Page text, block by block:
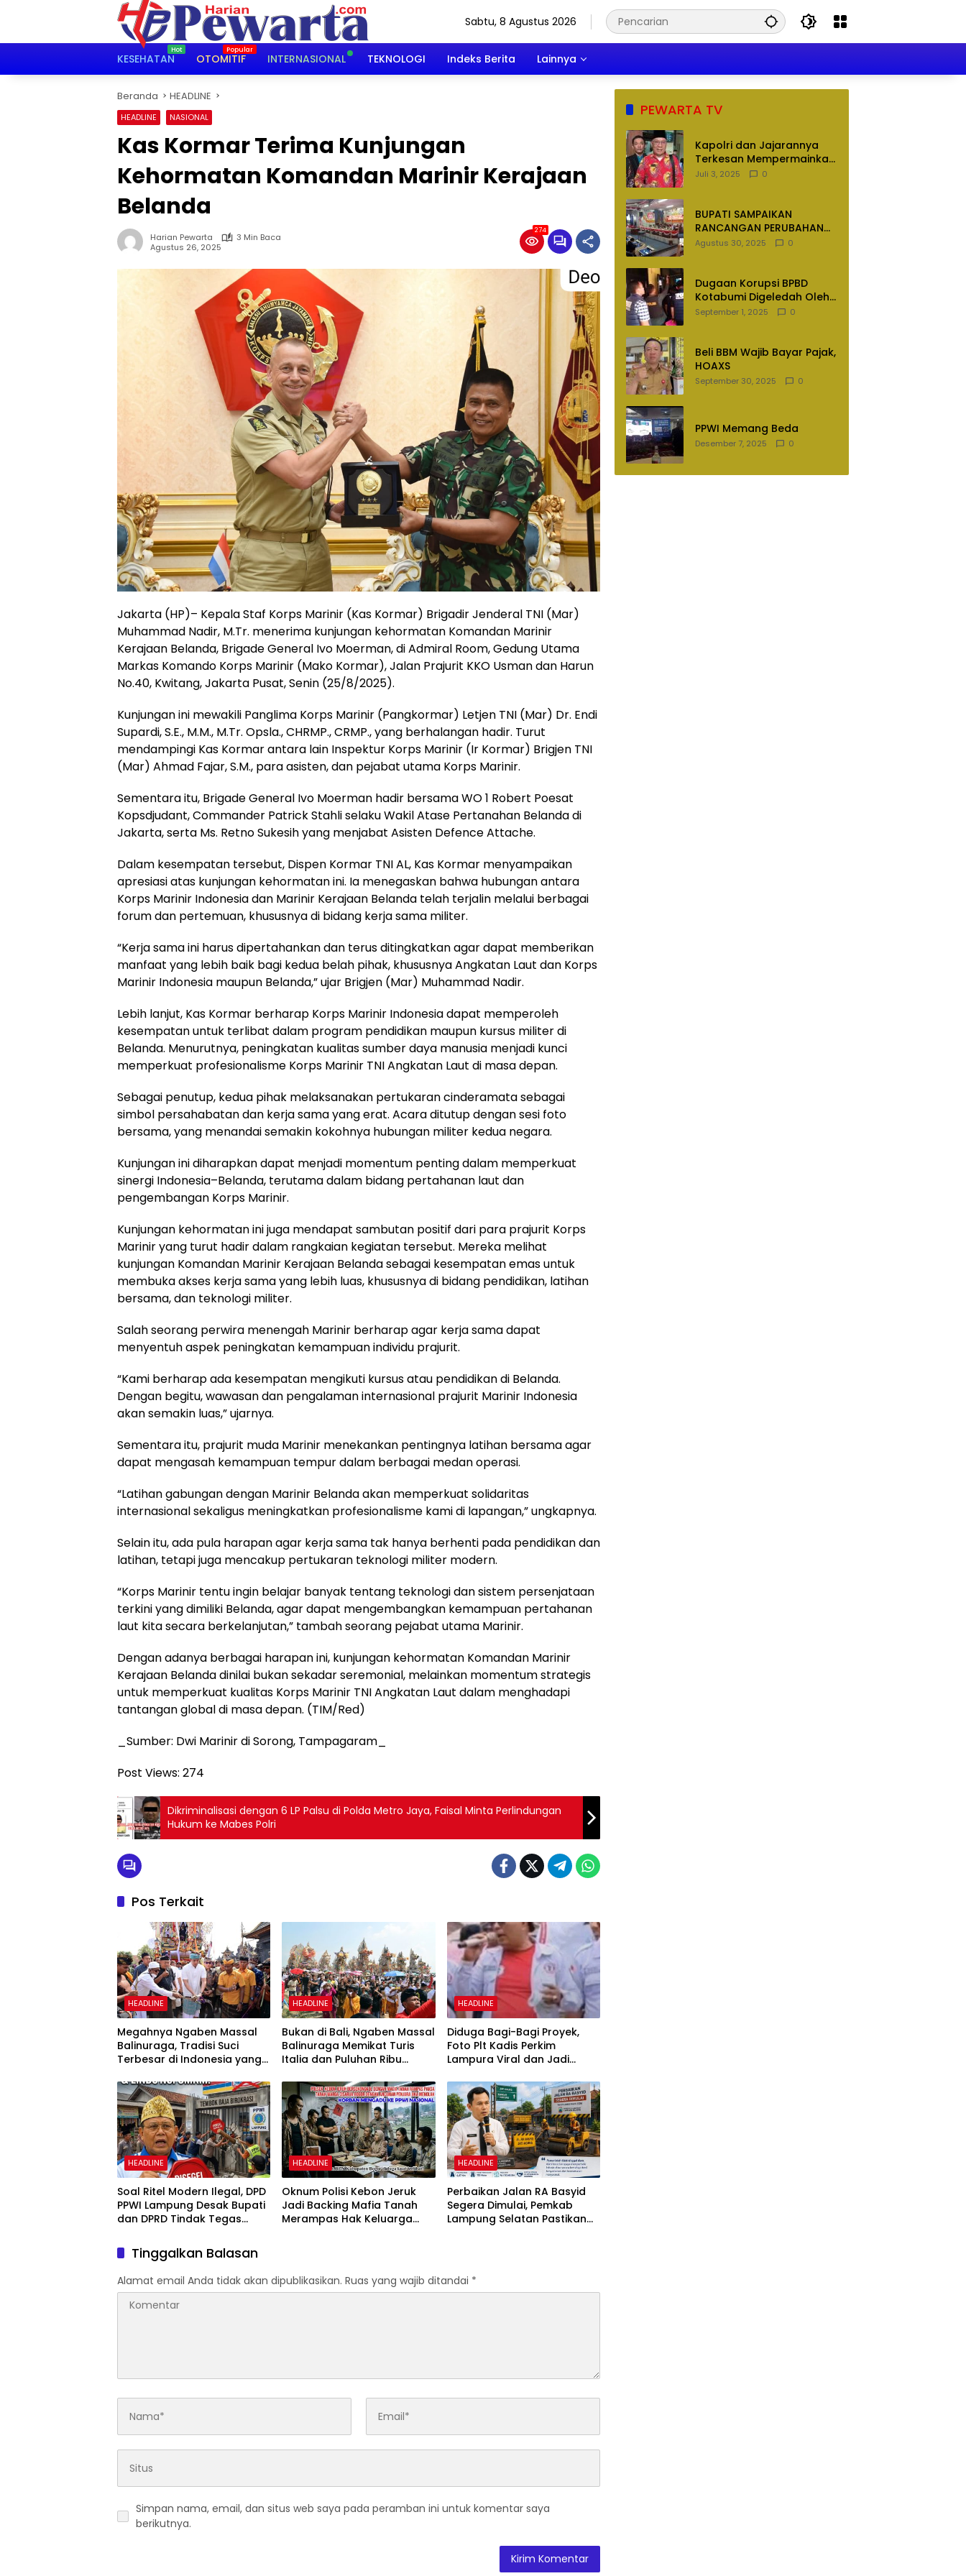
Sabtu, 8 Agustus 2026
KESEHATAN OTOMITIF INTERNASIONAL TEKNOLOGI Indeks Berita Lainnya
Beranda HEADLINE
HEADLINE NASIONAL
Kas Kormar Terima Kunjungan
Kehormatan Komandan Marinir Kerajaan
Belanda
Harian Pewarta
3 Min Baca
Agustus 26, 2025
274
Jakarta (HP)– Kepala Staf Korps Marinir (Kas Kormar) Brigadir Jenderal TNI (Mar)
Muhammad Nadir, M.Tr. menerima kunjungan kehormatan Komandan Marinir
Kerajaan Belanda, Brigade General Ivo Moerman, di Admiral Room, Gedung Utama
Markas Komando Korps Marinir (Mako Kormar), Jalan Prajurit KKO Usman dan Harun
No.40, Kwitang, Jakarta Pusat, Senin (25/8/2025).
Kunjungan ini mewakili Panglima Korps Marinir (Pangkormar) Letjen TNI (Mar) Dr. Endi
Supardi, S.E., M.M., M.Tr. Opsla., CHRMP., CRMP., yang berhalangan hadir. Turut
mendampingi Kas Kormar antara lain Inspektur Korps Marinir (Ir Kormar) Brigjen TNI
(Mar) Ahmad Fajar, S.M., para asisten, dan pejabat utama Korps Marinir.
Sementara itu, Brigade General Ivo Moerman hadir bersama WO 1 Robert Poesat
Kopsdjudant, Commander Patrick Stahli selaku Wakil Atase Pertanahan Belanda di
Jakarta, serta Ms. Retno Sukesih yang menjabat Asisten Defence Attache.
Dalam kesempatan tersebut, Dispen Kormar TNI AL, Kas Kormar menyampaikan
apresiasi atas kunjungan kehormatan ini. Ia menegaskan bahwa hubungan antara
Korps Marinir Indonesia dan Marinir Kerajaan Belanda telah terjalin melalui berbagai
forum dan pertemuan, khususnya di bidang kerja sama militer.
“Kerja sama ini harus dipertahankan dan terus ditingkatkan agar dapat memberikan
manfaat yang lebih baik bagi kedua belah pihak, khususnya Angkatan Laut dan Korps
Marinir Indonesia maupun Belanda,” ujar Brigjen (Mar) Muhammad Nadir.
Lebih lanjut, Kas Kormar berharap Korps Marinir Indonesia dapat memperoleh
kesempatan untuk terlibat dalam program pendidikan maupun kursus militer di
Belanda. Menurutnya, peningkatan kualitas sumber daya manusia menjadi kunci
memperkuat profesionalisme Korps Marinir TNI Angkatan Laut di masa depan.
Sebagai penutup, kedua pihak melaksanakan pertukaran cinderamata sebagai
simbol persahabatan dan kerja sama yang erat. Acara ditutup dengan sesi foto
bersama, yang menandai semakin kokohnya hubungan militer kedua negara.
Kunjungan ini diharapkan dapat menjadi momentum penting dalam memperkuat
sinergi Indonesia–Belanda, terutama dalam bidang pertahanan laut dan
pengembangan Korps Marinir.
Kunjungan kehormatan ini juga mendapat sambutan positif dari para prajurit Korps
Marinir yang turut hadir dalam rangkaian kegiatan tersebut. Mereka melihat
kunjungan Komandan Marinir Kerajaan Belanda sebagai kesempatan emas untuk
membuka akses kerja sama yang lebih luas, khususnya di bidang pendidikan, latihan
bersama, dan teknologi militer.
Salah seorang perwira menengah Marinir berharap agar kerja sama dapat
menyentuh aspek peningkatan kemampuan individu prajurit.
“Kami berharap ada kesempatan mengikuti kursus atau pendidikan di Belanda.
Dengan begitu, wawasan dan pengalaman internasional prajurit Marinir Indonesia
akan semakin luas,” ujarnya.
Sementara itu, prajurit muda Marinir menekankan pentingnya latihan bersama agar
dapat mengasah kemampuan tempur dalam berbagai medan operasi.
“Latihan gabungan dengan Marinir Belanda akan memperkuat solidaritas
internasional sekaligus meningkatkan profesionalisme kami di lapangan,” ungkapnya.
Selain itu, ada pula harapan agar kerja sama tak hanya berhenti pada pendidikan dan
latihan, tetapi juga mencakup pertukaran teknologi militer modern.
“Korps Marinir tentu ingin belajar banyak tentang teknologi dan sistem persenjataan
terkini yang dimiliki Belanda, agar dapat mengembangkan kemampuan pertahanan
laut kita secara berkelanjutan,” tambah seorang pejabat utama Marinir.
Dengan adanya berbagai harapan ini, kunjungan kehormatan Komandan Marinir
Kerajaan Belanda dinilai bukan sekadar seremonial, melainkan momentum strategis
untuk memperkuat kualitas Korps Marinir TNI Angkatan Laut dalam menghadapi
tantangan global di masa depan. (TIM/Red)
_Sumber: Dwi Marinir di Sorong, Tampagaram_
Post Views: 274
Dikriminalisasi dengan 6 LP Palsu di Polda Metro Jaya, Faisal Minta Perlindungan
Hukum ke Mabes Polri
Pos Terkait
HEADLINE
Megahnya Ngaben Massal
Balinuraga, Tradisi Suci
Terbesar di Indonesia yang
Merekatkan Ikatan Keluarga
HEADLINE
Bukan di Bali, Ngaben Massal
Balinuraga Memikat Turis
Italia dan Puluhan Ribu
HEADLINE
Diduga Bagi-Bagi Proyek,
Foto Plt Kadis Perkim
Lampura Viral dan Jadi
Netizen
HEADLINE
Soal Ritel Modern Ilegal, DPD
PPWI Lampung Desak Bupati
dan DPRD Tindak Tegas
02/2016
HEADLINE
Oknum Polisi Kebon Jeruk
Jadi Backing Mafia Tanah
Merampas Hak Keluarga
HEADLINE
Perbaikan Jalan RA Basyid
Segera Dimulai, Pemkab
Lampung Selatan Pastikan
Tinggalkan Balasan
Alamat email Anda tidak akan dipublikasikan. Ruas yang wajib ditandai *
Simpan nama, email, dan situs web saya pada peramban ini untuk komentar saya
berikutnya.
PEWARTA TV
Kapolri dan Jajarannya
Terkesan Mempermainkan
Hukum
Juli 3, 2025 0
BUPATI SAMPAIKAN
RANCANGAN PERUBAHAN
APBD TAHUN ANGGARAN
Agustus 30, 2025 0
Dugaan Korupsi BPBD
Kotabumi Digeledah Oleh
Tim Penyidik Polres
September 1, 2025 0
Beli BBM Wajib Bayar Pajak,
HOAXS
September 30, 2025 0
PPWI Memang Beda
Desember 7, 2025 0